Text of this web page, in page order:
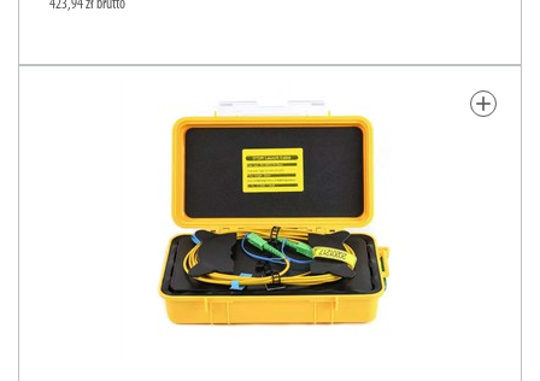
423,94 zł brutto
add